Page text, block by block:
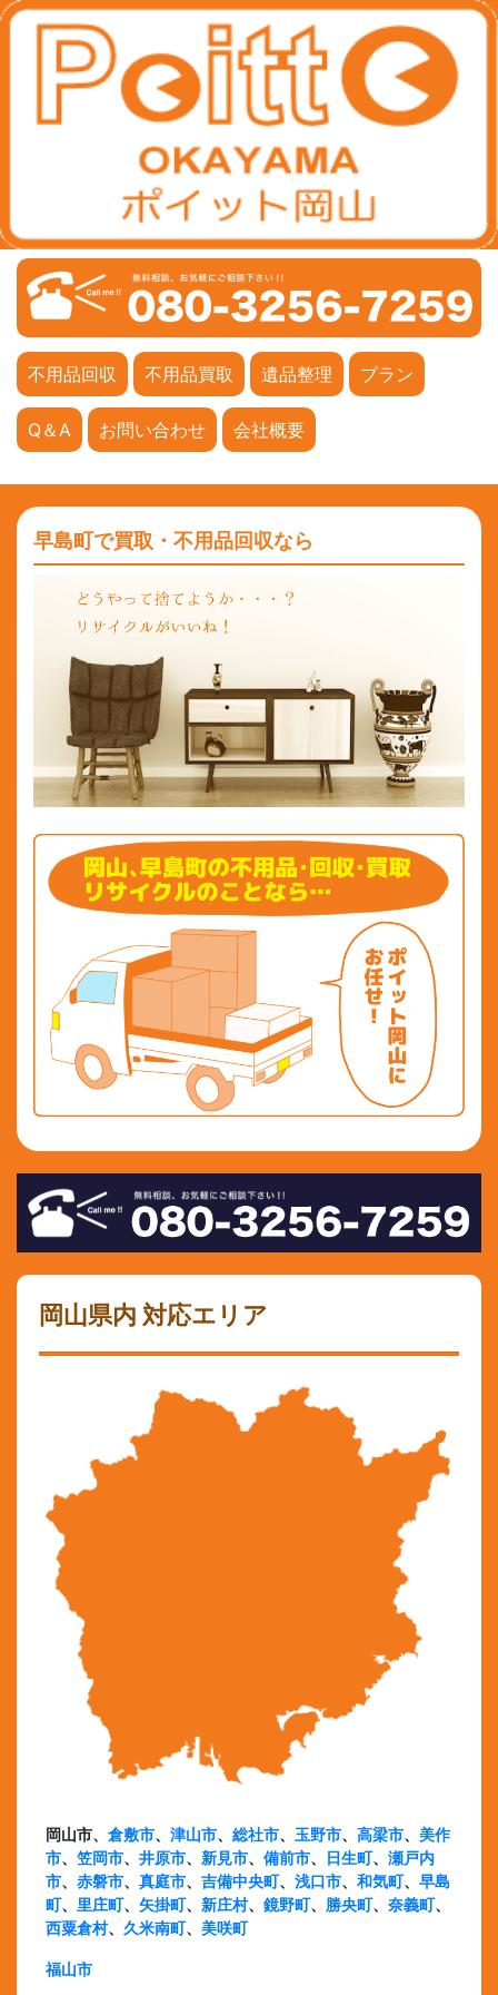
不用品回収 不用品買取 遺品整理 プラン
Q＆A お問い合わせ 会社概要
早島町で買取・不用品回収なら
岡山県内 対応エリア
岡山市、 倉敷市、 津山市、 総社市、 玉野市、 高梁市、 美作
市、 笠岡市、 井原市、 新見市、 備前市、 日生町、 瀬戸内
市、 赤磐市、 真庭市、 吉備中央町、 浅口市、 和気町、 早島
町、 里庄町、 矢掛町、 新庄村、 鏡野町、 勝央町、 奈義町、
西粟倉村、 久米南町、 美咲町
福山市